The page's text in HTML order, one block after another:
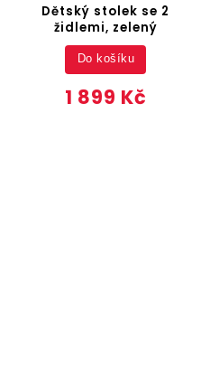
Dětský stolek se 2
židlemi, zelený
1 899 Kč
Do košíku